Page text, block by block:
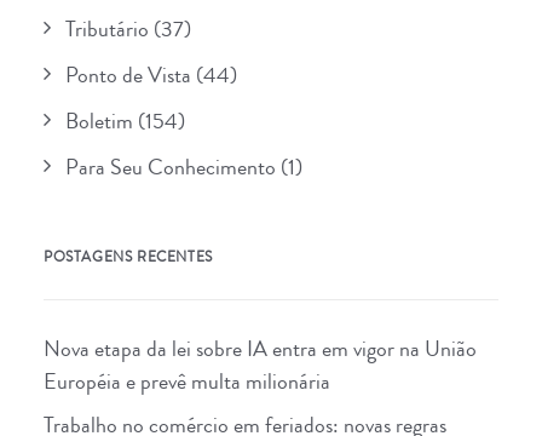
Tributário (37)
Ponto de Vista (44)
Boletim (154)
Para Seu Conhecimento (1)
POSTAGENS RECENTES
Nova etapa da lei sobre IA entra em vigor na União
Européia e prevê multa milionária
Trabalho no comércio em feriados: novas regras